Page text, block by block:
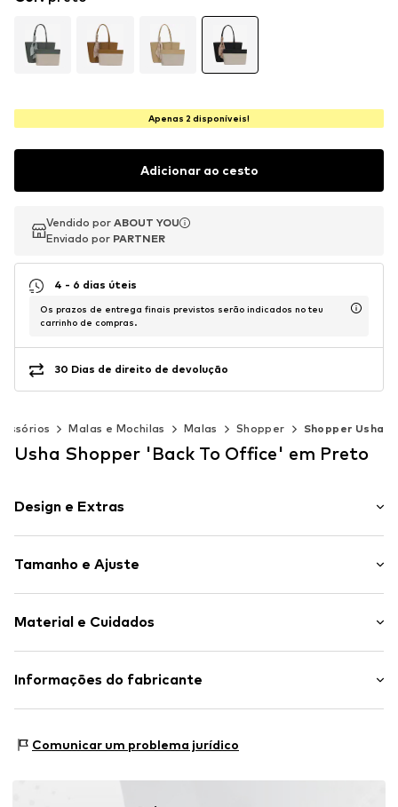
Apenas 2 disponíveis!
Adicionar ao cesto
Vendido por ABOUT YOU
Enviado por PARTNER
Vendido por ABOUT YOU
Enviado por PARTNER
4 - 6 dias úteis
Os prazos de entrega finais previstos serão indicados no teu
carrinho de compras.
30 Dias de direito de devolução
Malas e Mochilas Malas Shopper Shopper Usha
Usha Shopper 'Back To Office' em Preto
Design e Extras
Imitação de couro
Bolso interior
Pingente incluído
Tamanho e Ajuste
Tamanho: Pequeno
Material e Cuidados
Material superior: Poliuretano - PU (reciclado)
Informações do fabricante
22529 Hamburg
Comunicar um problema jurídico